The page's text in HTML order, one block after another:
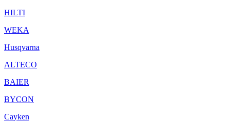
HILTI
WEKA
Husqvarna
ALTECO
BAIER
BYCON
Cayken